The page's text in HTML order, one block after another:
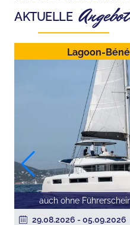
AKTUELLE
Lagoon-
auch ohne
29.08.2026 - 05.09.2026